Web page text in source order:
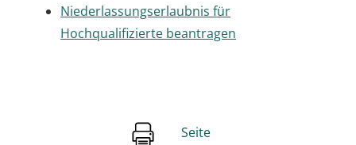
Niederlassungserlaubnis für
Hochqualifizierte beantragen
Seite